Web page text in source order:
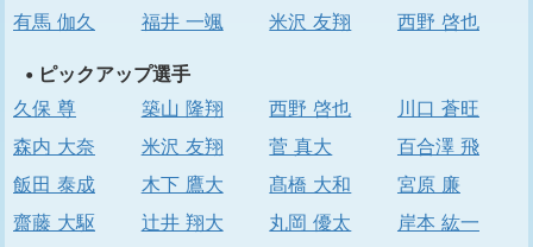
有馬 伽久
福井 一颯 米沢 友翔 西野 啓也
• ピックアップ選手
久保 尊
築山 隆翔 西野 啓也
川口 蒼旺
森内 大奈
米沢 友翔 菅 真大
百合澤 飛
飯田 泰成
木下 鷹大 髙橋 大和
宮原 廉
齋藤 大駆
辻井 翔大 丸岡 優太
岸本 紘一